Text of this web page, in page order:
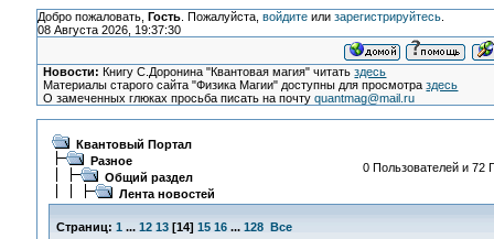
Добро пожаловать, Гость. Пожалуйста, войдитеили зарегистрируйтесь.
08 Августа 2026, 19:37:30
Новости: Книгу С.Доронина "Квантовая магия" читатьздесь
Материалы старого сайта "Физика Магии" доступны для просмотраздесь
О замеченных глюках просьба писать на почтуquantmag@mail.ru
Квантовый Портал
Разное
Общий раздел
Лента новостей
0 Пользователей и 72
Страниц: 1 ... 12 13[14] 15 16 ... 128 Все